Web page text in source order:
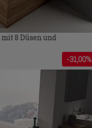
8 Düsen und
-31,00%